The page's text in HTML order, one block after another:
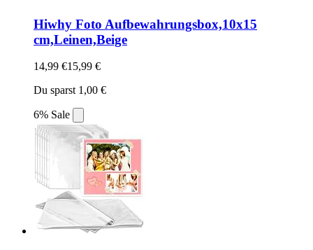
Hiwhy Foto Aufbewahrungsbox,10x15
cm,Leinen,Beige
14,99 €15,99 €
Du sparst 1,00 €
6% Sale